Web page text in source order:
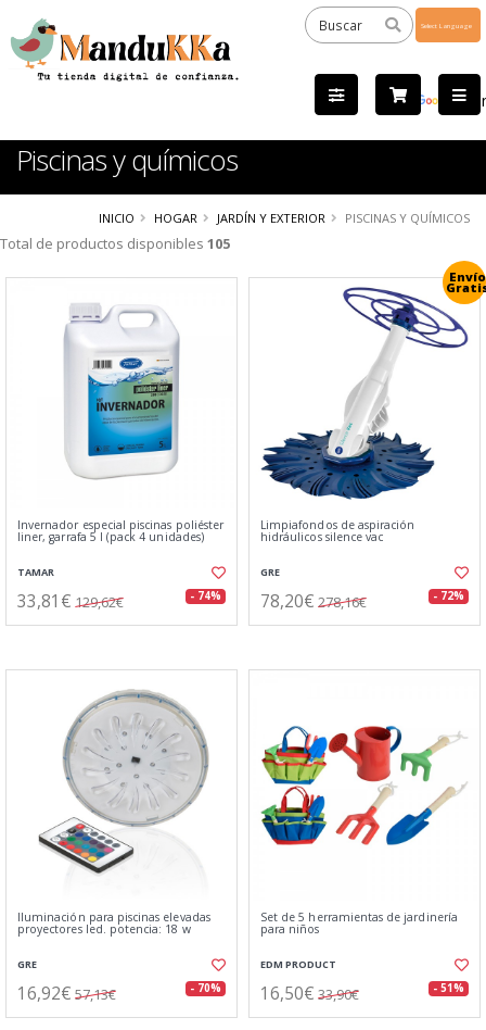
by
Piscinas y químicos
INICIO HOGAR JARDÍN Y EXTERIOR PISCINAS Y QUÍMICOS
Total de productos disponibles 105
Invernador especial piscinas poliéster
liner, garrafa 5 l (pack 4 unidades)
TAMAR
33,81€ 129,62€ - 74%
Envío
Limpiafondos de aspiración
hidráulicos silence vac
GRE
78,20€ 278,16€ - 72%
Iluminación para piscinas elevadas
proyectores led. potencia: 18 w
GRE
16,92€ 57,13€ - 70%
Set de 5 herramientas de jardinería
para niños
EDM PRODUCT
16,50€ 33,90€ - 51%